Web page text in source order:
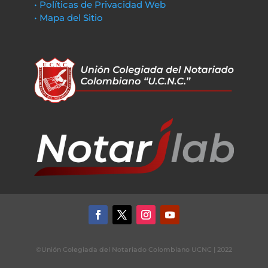
• Políticas de Privacidad Web
• Mapa del Sitio
©Unión Colegiada del Notariado Colombiano UCNC | 2022